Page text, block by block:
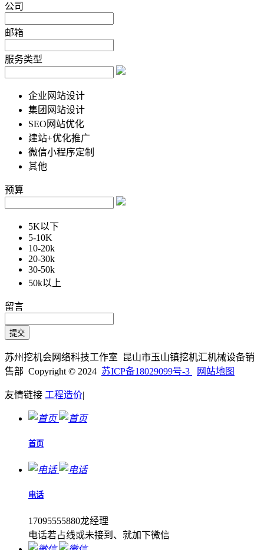
公司
邮箱
服务类型
企业网站设计
集团网站设计
SEO网站优化
建站+优化推广
微信小程序定制
其他
预算
5K以下
5-10K
10-20k
20-30k
30-50k
50k以上
留言
苏州挖机会网络科技工作室 昆山市玉山镇挖机汇机械设备销
售部 Copyright © 2024 苏ICP备18029099号-3 网站地图
友情链接 工程造价|
首页
电话
17095555880龙经理
电话若占线或未接到、就加下微信